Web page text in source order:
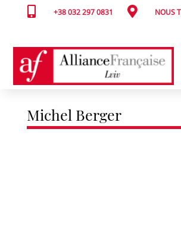
 +38 032 297 0831  NOUS
Michel Berger